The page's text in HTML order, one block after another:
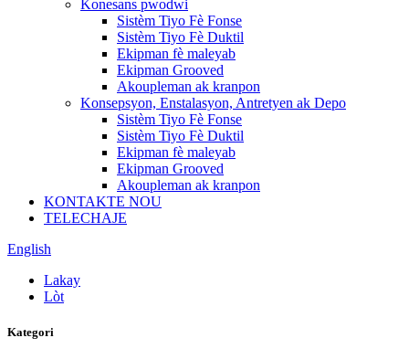
Konesans pwodwi
Sistèm Tiyo Fè Fonse
Sistèm Tiyo Fè Duktil
Ekipman fè maleyab
Ekipman Grooved
Akoupleman ak kranpon
Konsepsyon, Enstalasyon, Antretyen ak Depo
Sistèm Tiyo Fè Fonse
Sistèm Tiyo Fè Duktil
Ekipman fè maleyab
Ekipman Grooved
Akoupleman ak kranpon
KONTAKTE NOU
TELECHAJE
English
Lakay
Lòt
Kategori